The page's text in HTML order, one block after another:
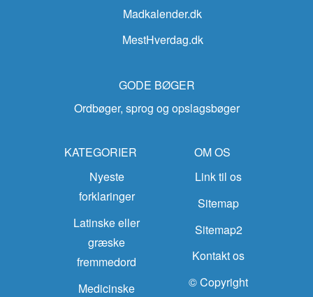
Madkalender.dk
MestHverdag.dk
GODE BØGER
Ordbøger, sprog og opslagsbøger
KATEGORIER
Nyeste
forklaringer
Latinske eller
græske
fremmedord
Medicinske
OM OS
Link til os
Sitemap
Sitemap2
Kontakt os
© Copyright